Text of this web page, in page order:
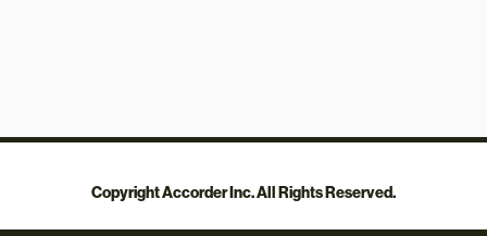
Copyright Accorder Inc. All Rights Reserved.